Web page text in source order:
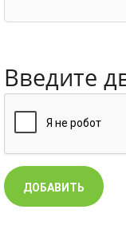
Введите